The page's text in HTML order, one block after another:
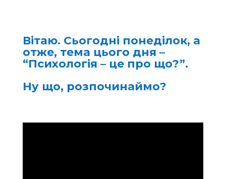
Вітаю. Сьогодні понеділок, а
отже, тема цього дня –
“Психологія – це про що?”.
Ну що, розпочинаймо?